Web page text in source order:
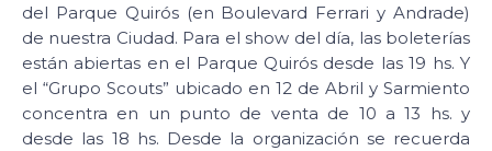
del Parque Quirós (en Boulevard Ferrari y Andrade)
de nuestra Ciudad. Para el show del día, las boleterías
están abiertas en el Parque Quirós desde las 19 hs. Y
el “Grupo Scouts” ubicado en 12 de Abril y Sarmiento
concentra en un punto de venta de 10 a 13 hs. y
desde las 18 hs. Desde la organización se recuerda